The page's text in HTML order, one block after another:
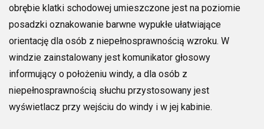
obrębie klatki schodowej umieszczone jest na poziomie
posadzki oznakowanie barwne wypukłe ułatwiające
orientację dla osób z niepełnosprawnością wzroku. W
windzie zainstalowany jest komunikator głosowy
informujący o położeniu windy, a dla osób z
niepełnosprawnością słuchu przystosowany jest
wyświetlacz przy wejściu do windy i w jej kabinie.